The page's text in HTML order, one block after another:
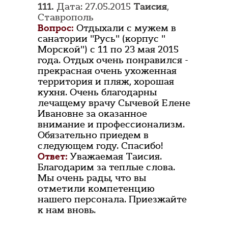
111. Дата: 27.05.2015 Таисия,
Ставрополь
Вопрос: Отдыхали с мужем в
санатории "Русь" (корпус "
Морской") с 11 по 23 мая 2015
года. Отдых очень понравился -
прекрасная очень ухоженная
территория и пляж, хорошая
кухня. Очень благодарны
лечащему врачу Сычевой Елене
Ивановне за оказанное
внимание и профессионализм.
Обязательно приедем в
следующем году. Спасибо!
Ответ: Уважаемая Таисия.
Благодарим за теплые слова.
Мы очень рады, что вы
отметили компетенцию
нашего персонала. Приезжайте
к нам вновь.